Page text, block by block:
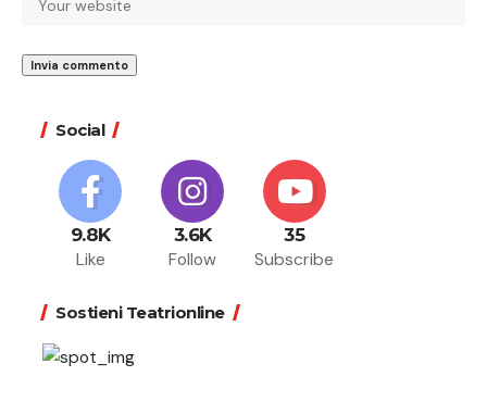
Social
9.8K
Like
3.6K
Follow
35
Subscribe
Sostieni Teatrionline